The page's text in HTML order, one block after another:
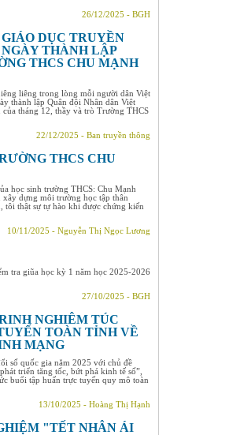
26/12/2025 - BGH
DỤC TRUYỀN
THÀNH LẬP
THCS CHU MẠNH
liêng trong lòng mỗi người dân Việt
thành lập Quân đội Nhân dân Việt
tháng 12, thầy và trò Trường THCS
22/12/2025 - Ban truyền thông
THCS CHU
học sinh trường THCS: Chu Mạnh
dựng môi trường học tập thân
tôi thật sự tự hào khi được chứng kiến
10/11/2025 - Nguyễn Thị Ngọc Lương
tra giũa học kỳ 1 năm học 2025-2026
27/10/2025 - BGH
NGHIÊM TÚC
TOÀN TỈNH VỀ
MẠNG
số quốc gia năm 2025 với chủ đề
triển tăng tốc, bứt phá kinh tế số”,
buổi tập huấn trực tuyến quy mô toàn
13/10/2025 - Hoàng Thị Hạnh
"TẾT NHÂN ÁI